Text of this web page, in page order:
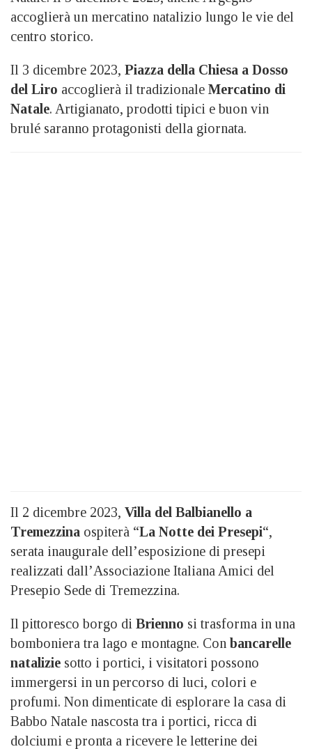
accoglierà un mercatino natalizio lungo le vie del
centro storico.
Il 3 dicembre 2023, Piazza della Chiesa a Dosso
del Liro accoglierà il tradizionale Mercatino di
Natale. Artigianato, prodotti tipici e buon vin
brulé saranno protagonisti della giornata.
Il 2 dicembre 2023, Villa del Balbianello a
Tremezzina ospiterà “La Notte dei Presepi“,
serata inaugurale dell’esposizione di presepi
realizzati dall’Associazione Italiana Amici del
Presepio Sede di Tremezzina.
Il pittoresco borgo di Brienno si trasforma in una
bomboniera tra lago e montagne. Con bancarelle
natalizie sotto i portici, i visitatori possono
immergersi in un percorso di luci, colori e
profumi. Non dimenticate di esplorare la casa di
Babbo Natale nascosta tra i portici, ricca di
dolciumi e pronta a ricevere le letterine dei